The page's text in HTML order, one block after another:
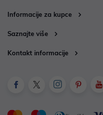
Informacije za kupce
Saznajte više
Kontakt informacije